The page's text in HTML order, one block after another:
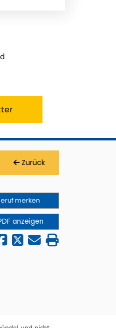
Zurück
merken
anzeigen